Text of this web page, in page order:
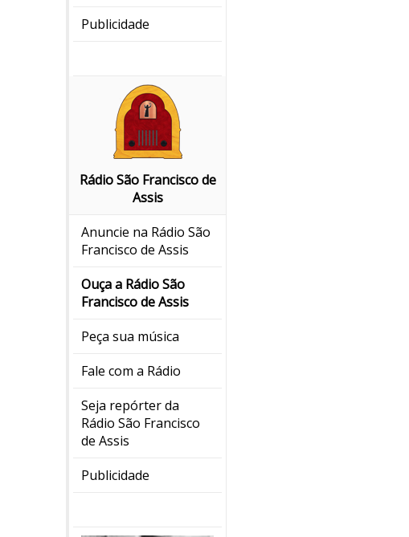
Publicidade
Rádio São Francisco de
Assis
Anuncie na Rádio São
Francisco de Assis
Ouça a Rádio São
Francisco de Assis
Peça sua música
Fale com a Rádio
Seja repórter da
Rádio São Francisco
de Assis
Publicidade